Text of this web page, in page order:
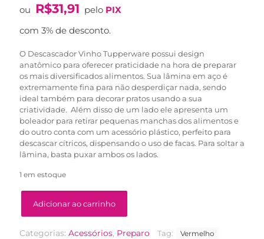
original
era:
R$44,90.R$32,90.
ou R$31,91 pelo PIX
com 3% de desconto.
O Descascador Vinho Tupperware possui design
anatômico para oferecer praticidade na hora de preparar
os mais diversificados alimentos. Sua lâmina em aço é
extremamente fina para não desperdiçar nada, sendo
ideal também para decorar pratos usando a sua
criatividade. Além disso de um lado ele apresenta um
boleador para retirar pequenas manchas dos alimentos e
do outro conta com um acessório plástico, perfeito para
descascar cítricos, dispensando o uso de facas. Para soltar a
lâmina, basta puxar ambos os lados.
1 em estoque
Adicionar ao carrinho
Categorias: Acessórios, Preparo Tag: Vermelho